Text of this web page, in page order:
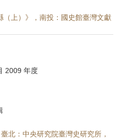
（上）》，南投：國史館臺灣文獻
2009 年度
北：中央研究院臺灣史研究所，